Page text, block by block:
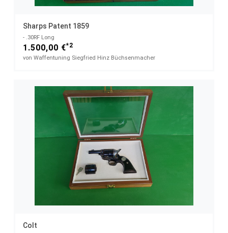
Sharps Patent 1859
- .30RF Long
1.500,00 €*2
von Waffentuning Siegfried Hinz Büchsenmacher
Colt